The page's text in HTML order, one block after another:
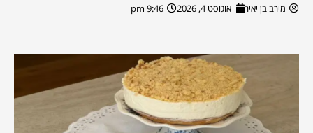
מירב בן יאיר אוגוסט 4, 2026 9:46 pm